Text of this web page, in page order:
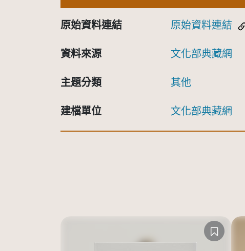
原始資料連結 原始資料連結
資料來源 文化部典藏網
主題分類 其他
建檔單位 文化部典藏網